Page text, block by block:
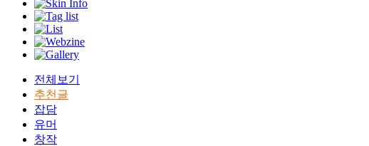
전체보기
추천글
잡담
유머
창작